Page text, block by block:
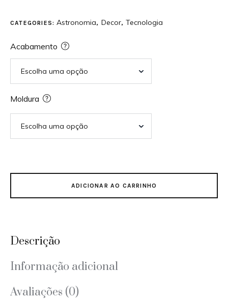
CATEGORIES:Astronomia, Decor, Tecnologia
Acabamento
Moldura
ADICIONAR AO CARRINHO
Descrição
Informação adicional
Avaliações (0)